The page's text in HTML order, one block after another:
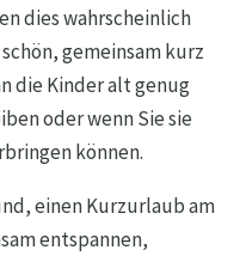
dies wahrscheinlich
gemeinsam kurz
die Kinder alt genug
oder wenn Sie sie
können.
einen Kurzurlaub am
entspannen,